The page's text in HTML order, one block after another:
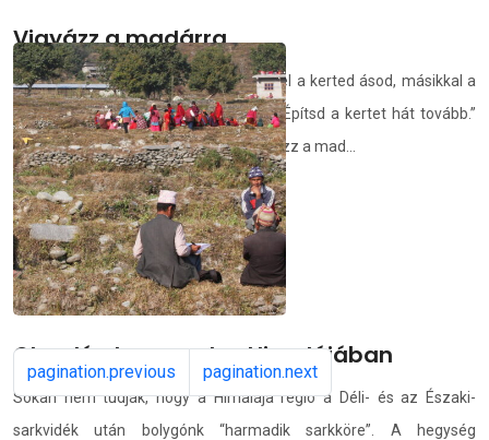
Vigyázz a madárra
„Ember, a világ két kezedtől sír, egyikkel a kerted ásod, másikkal a
sírt. A másik tudod bőven várhat rád. Építsd a kertet hát tovább.”
Révész Sándor, Demjén Ferenc – Vigyázz a mad...
demedia.hu 2021.05.08.
Olvadó gleccserek a Himalájában
Sokan nem tudják, hogy a Himalája régió a Déli- és az Északi-
sarkvidék után bolygónk “harmadik sarkköre”. A hegység
pagination.previous pagination.next